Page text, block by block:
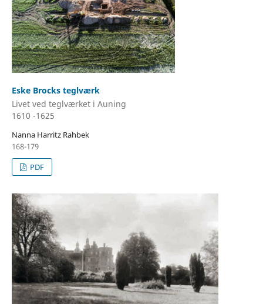
Eske Brocks teglværk
Livet ved teglværket i Auning
1610 -1625
Nanna Harritz Rahbek
168-179
PDF